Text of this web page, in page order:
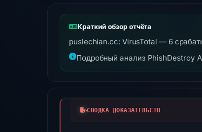
Краткий обзор отчёта
puslechian.cc: VirusTotal — 6
Подробный анализ PhishDestroy
СВОДКА ДОКАЗАТЕЛЬСТВ